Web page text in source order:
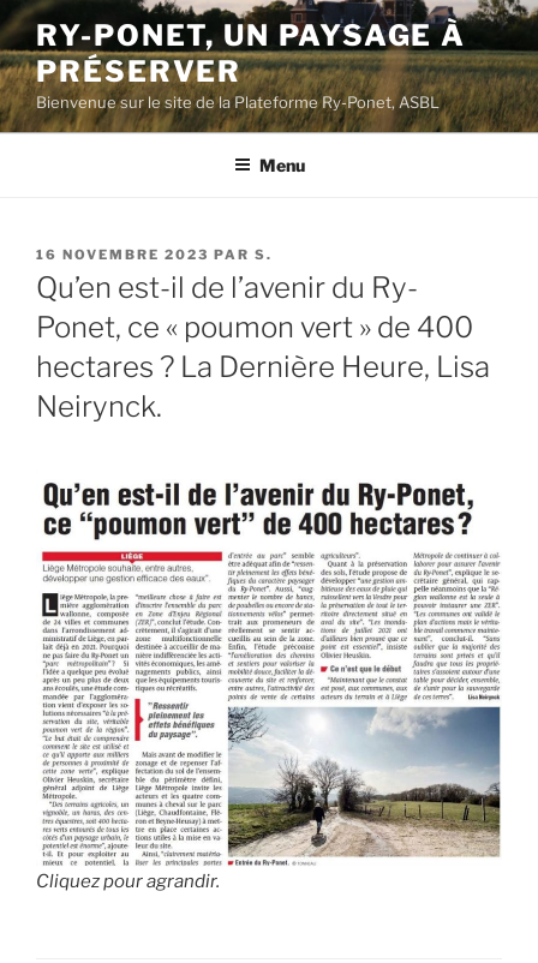
Aller
au
contenu
principal
RY-PONET, UN PAYSAGE À
PRÉSERVER
Bienvenue sur le site de la Plateforme Ry-Ponet, ASBL
Menu
PUBLIÉ
LE
16 NOVEMBRE 2023 PAR S.
Qu’en est-il de l’avenir du Ry-
Ponet, ce « poumon vert » de 400
hectares ? La Dernière Heure, Lisa
Neirynck.
Cliquez pour agrandir.